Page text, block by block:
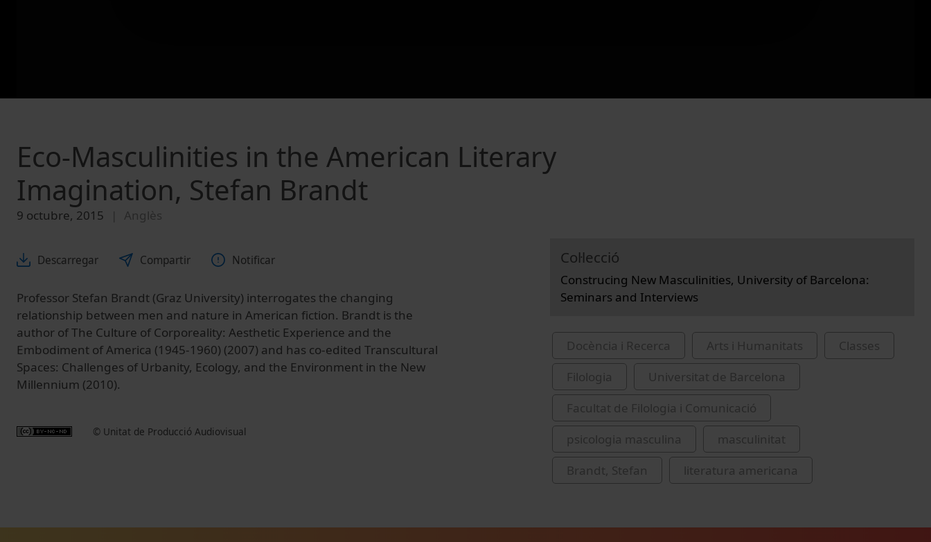
Eco-Masculinities in the American Literary
Imagination, Stefan Brandt
9 octubre, 2015 Anglès
Descarregar Compartir Notificar
Professor Stefan Brandt (Graz University) interrogates the changing
relationship between men and nature in American fiction. Brandt is the
author of The Culture of Corporeality: Aesthetic Experience and the
Embodiment of America (1945-1960) (2007) and has co-edited Transcultural
Spaces: Challenges of Urbanity, Ecology, and the Environment in the New
Millennium (2010).
© Unitat de Producció Audiovisual
Col·lecció
Construcing New Masculinities, University of Barcelona:
Seminars and Interviews
Docència i Recerca Arts i Humanitats
Classes
Filologia
Universitat de Barcelona
Facultat de Filologia i Comunicació
psicologia masculina
masculinitat
Brandt, Stefan
literatura americana